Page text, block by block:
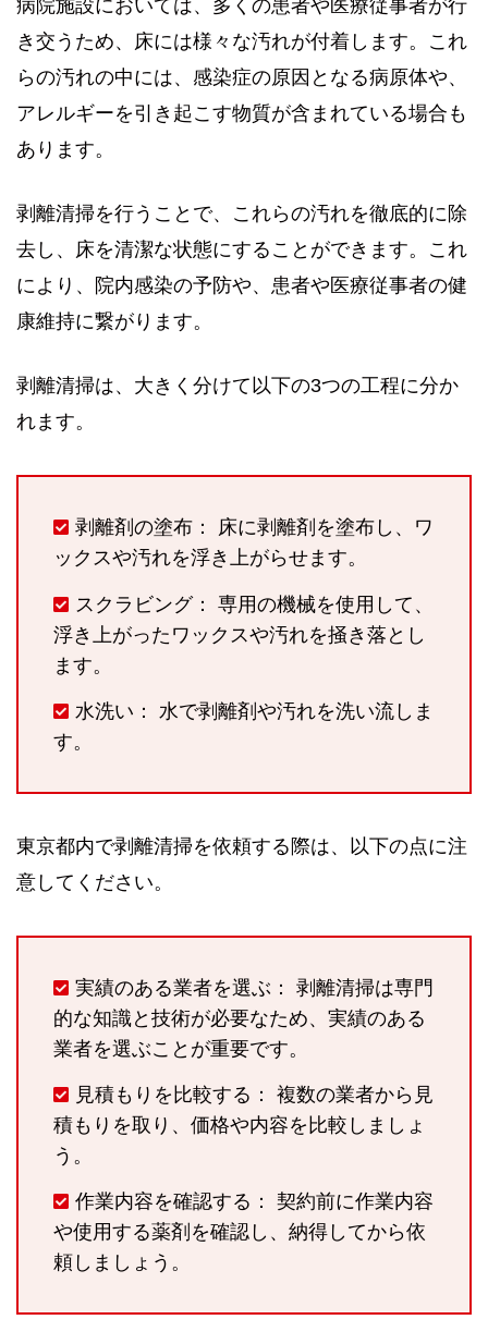
病院施設においては、多くの患者や医療従事者が行
き交うため、床には様々な汚れが付着します。これ
らの汚れの中には、感染症の原因となる病原体や、
アレルギーを引き起こす物質が含まれている場合も
あります。
剥離清掃を行うことで、これらの汚れを徹底的に除
去し、床を清潔な状態にすることができます。これ
により、院内感染の予防や、患者や医療従事者の健
康維持に繋がります。
剥離清掃は、大きく分けて以下の3つの工程に分か
れます。
剥離剤の塗布： 床に剥離剤を塗布し、ワ
ックスや汚れを浮き上がらせます。
スクラビング： 専用の機械を使用して、
浮き上がったワックスや汚れを掻き落とし
ます。
水洗い： 水で剥離剤や汚れを洗い流しま
す。
東京都内で剥離清掃を依頼する際は、以下の点に注
意してください。
実績のある業者を選ぶ： 剥離清掃は専門
的な知識と技術が必要なため、実績のある
業者を選ぶことが重要です。
見積もりを比較する： 複数の業者から見
積もりを取り、価格や内容を比較しましょ
う。
作業内容を確認する： 契約前に作業内容
や使用する薬剤を確認し、納得してから依
頼しましょう。